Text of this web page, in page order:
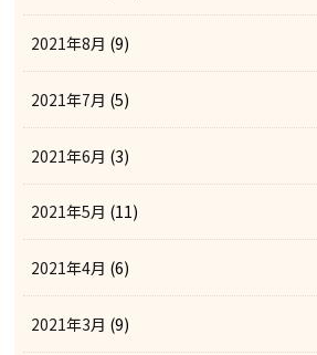
2021年8月 (9)
2021年7月 (5)
2021年6月 (3)
2021年5月 (11)
2021年4月 (6)
2021年3月 (9)